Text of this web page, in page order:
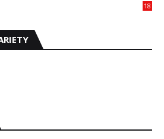
18